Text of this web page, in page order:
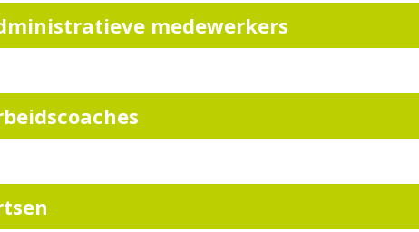
medewerkers